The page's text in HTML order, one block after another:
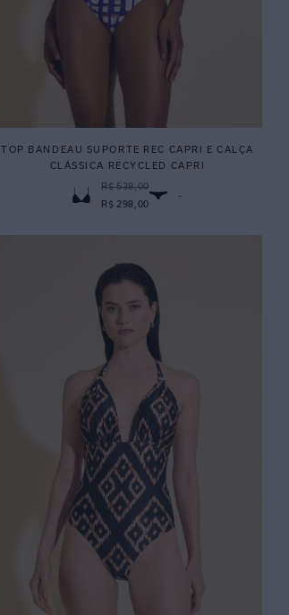
TOP BANDEAU SUPORTE REC CAPRI E CALÇA
CLÁSSICA RECYCLED CAPRI
R$ 538,00
R$ 298,00
-